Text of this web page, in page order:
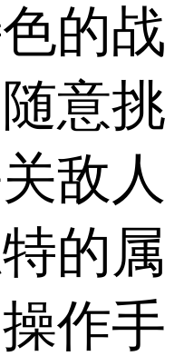
的战
意挑
敌人
的属
作手